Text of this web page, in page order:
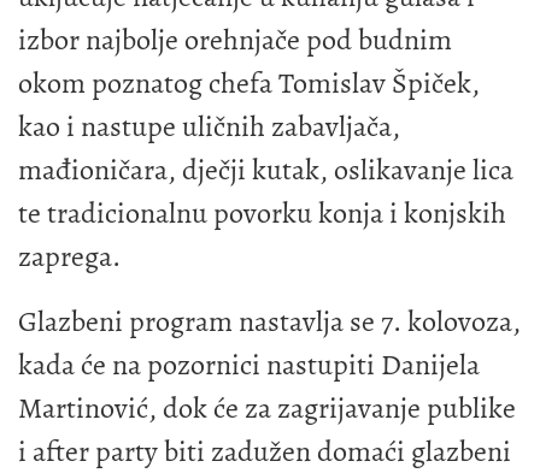
izbor najbolje orehnjače pod budnim
okom poznatog chefa Tomislav Špiček,
kao i nastupe uličnih zabavljača,
mađioničara, dječji kutak, oslikavanje lica
te tradicionalnu povorku konja i konjskih
zaprega.
Glazbeni program nastavlja se 7. kolovoza,
kada će na pozornici nastupiti Danijela
Martinović, dok će za zagrijavanje publike
i after party biti zadužen domaći glazbeni